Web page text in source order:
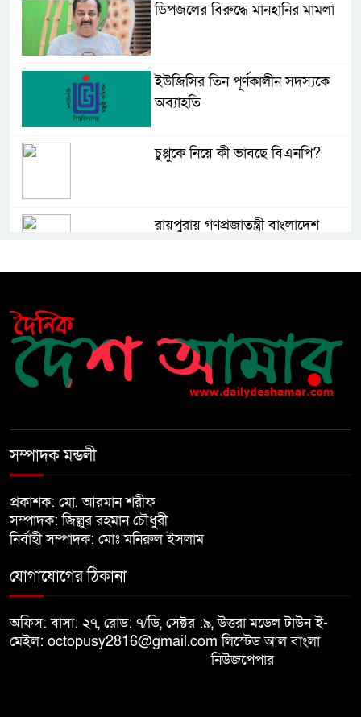
ডিপজলের বিরুদ্ধে মানহানির মামলা
ইউজিসির তিন পূর্ণকালীন সদস্যকে
অব্যাহতি
চুপ্পুকে নিয়ে কী ভাবছে বিএনপি?
রায়পুরায় গণপ্রজাতন্ত্রী বাংলাদেশ
মাগফেরাত কামনায় মিলাদ ও দোয়া মাহফিল
বেড়ি
বিজয় দিবসের আগের রাতে বীর
মুক্তিযোদ্ধার কবরের ওপর আগুন
মুক্তিযুদ্ধবিরোধীদের ষড়যন্ত্র মানুষ
নস্যাৎ করবে
সম্পাদক মন্ডলী
প্রকাশক: মো. আরমান শরীফ
সম্পাদক: জিল্লুর রহমান চৌধুরী
নির্বাহী সম্পাদক: মোঃ মনিরুল ইসলাম
যোগাযোগের ঠিকানা
অফিস: বাসা: ২৭, রোড: ৭/ডি, সেক্টর :৯, উত্তরা মডেল টাউন ই-
মেইল: octopusy2816@gmail.comলিস্টেড আল বাংলা
নিউজপেপার